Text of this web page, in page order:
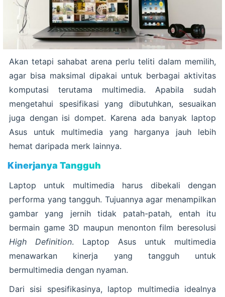
Akan tetapi sahabat arena perlu teliti dalam memilih,
agar bisa maksimal dipakai untuk berbagai aktivitas
komputasi terutama multimedia. Apabila sudah
mengetahui spesifikasi yang dibutuhkan, sesuaikan
juga dengan isi dompet. Karena ada banyak laptop
Asus untuk multimedia yang harganya jauh lebih
hemat daripada merk lainnya.
Kinerjanya Tangguh
Laptop untuk multimedia harus dibekali dengan
performa yang tangguh. Tujuannya agar menampilkan
gambar yang jernih tidak patah-patah, entah itu
bermain game 3D maupun menonton film beresolusi
High Definition. Laptop Asus untuk multimedia
menawarkan kinerja yang tangguh untuk
bermultimedia dengan nyaman.
Dari sisi spesifikasinya, laptop multimedia idealnya